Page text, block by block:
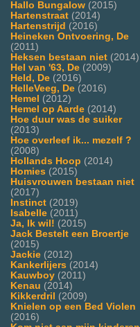
Hallo Bungalow (2015)
Hartenstraat (2014)
Hartenstrijd (2016)
Heineken Ontvoering, De
(2011)
Heksen bestaan niet (2014)
Hel van '63, De (2009)
Held, De (2016)
HelleVeeg, De (2016)
Hemel (2012)
Hemel op Aarde (2014)
Hoe duur was de suiker
(2013)
Hoe overleef ik... mezelf ?
(2008)
Hollands Hoop (2014)
Homies (2015)
Huisvrouwen bestaan niet
(2017)
Instinct (2019)
Isabelle (2011)
Ja, Ik wil! (2015)
Jack Bestelt een Broertje
(2015)
Jackie (2012)
Kankerlijers (2014)
Kauwboy (2011)
Kenau (2014)
Kikkerdril
(2009)
Knielen op een Bed Violen
(2016)